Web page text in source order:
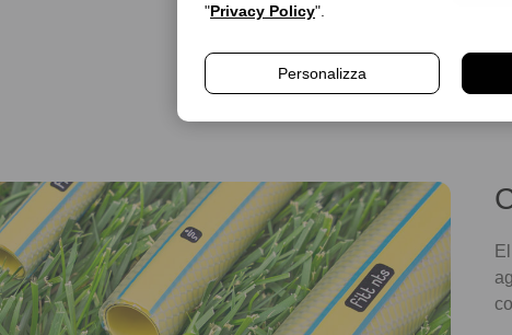
"Privacy Policy".
Personalizza